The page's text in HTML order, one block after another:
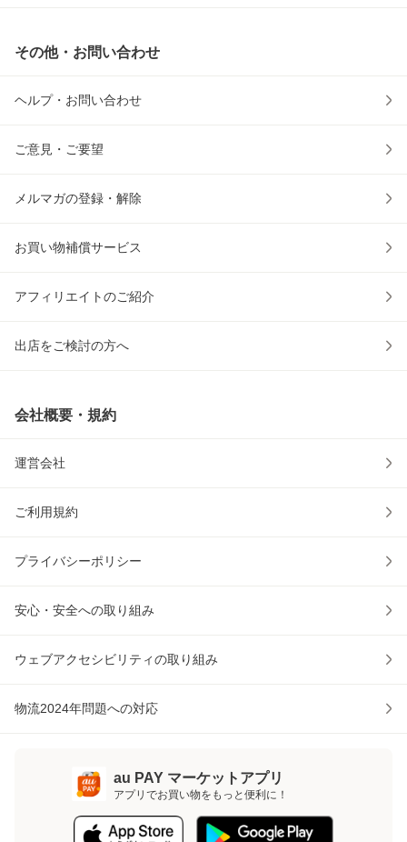
その他・お問い合わせ
ヘルプ・お問い合わせ
ご意見・ご要望
メルマガの登録・解除
お買い物補償サービス
アフィリエイトのご紹介
出店をご検討の方へ
会社概要・規約
運営会社
ご利用規約
プライバシーポリシー
安心・安全への取り組み
ウェブアクセシビリティの取り組み
物流2024年問題への対応
au PAY マーケットアプリ
アプリでお買い物をもっと便利に！